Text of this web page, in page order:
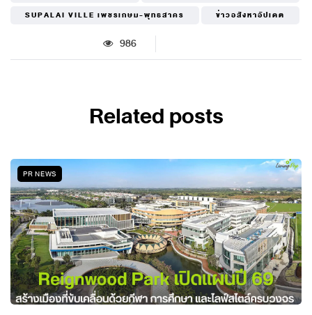
SUPALAI VILLE เพชรเกษม-พุทธสาคร
ข่าวอสังหาอัปเดต
986
Related posts
PR NEWS